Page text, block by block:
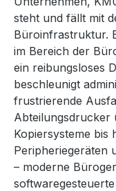
steht und fällt mit
Büroinfrastruktur.
im Bereich der
ein reibungsloses
beschleunigt
frustrierende
Abteilungsdrucker
Kopiersysteme bis
Peripheriegeräten
– moderne